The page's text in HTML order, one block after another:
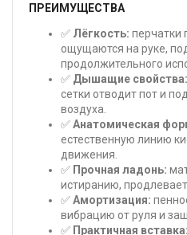
ПРЕИМУЩЕСТВА
✅ Лёгкость: перчатки
ощущаются на руке,
продолжительного
✅ Дышащие свойства:
сетки отводит пот и
воздуха.
✅Анатомическая
естественную линию
движения.
✅ Прочная ладонь:
истиранию,
✅Амортизация:
вибрацию от руля и
✅ Практичная вставка: